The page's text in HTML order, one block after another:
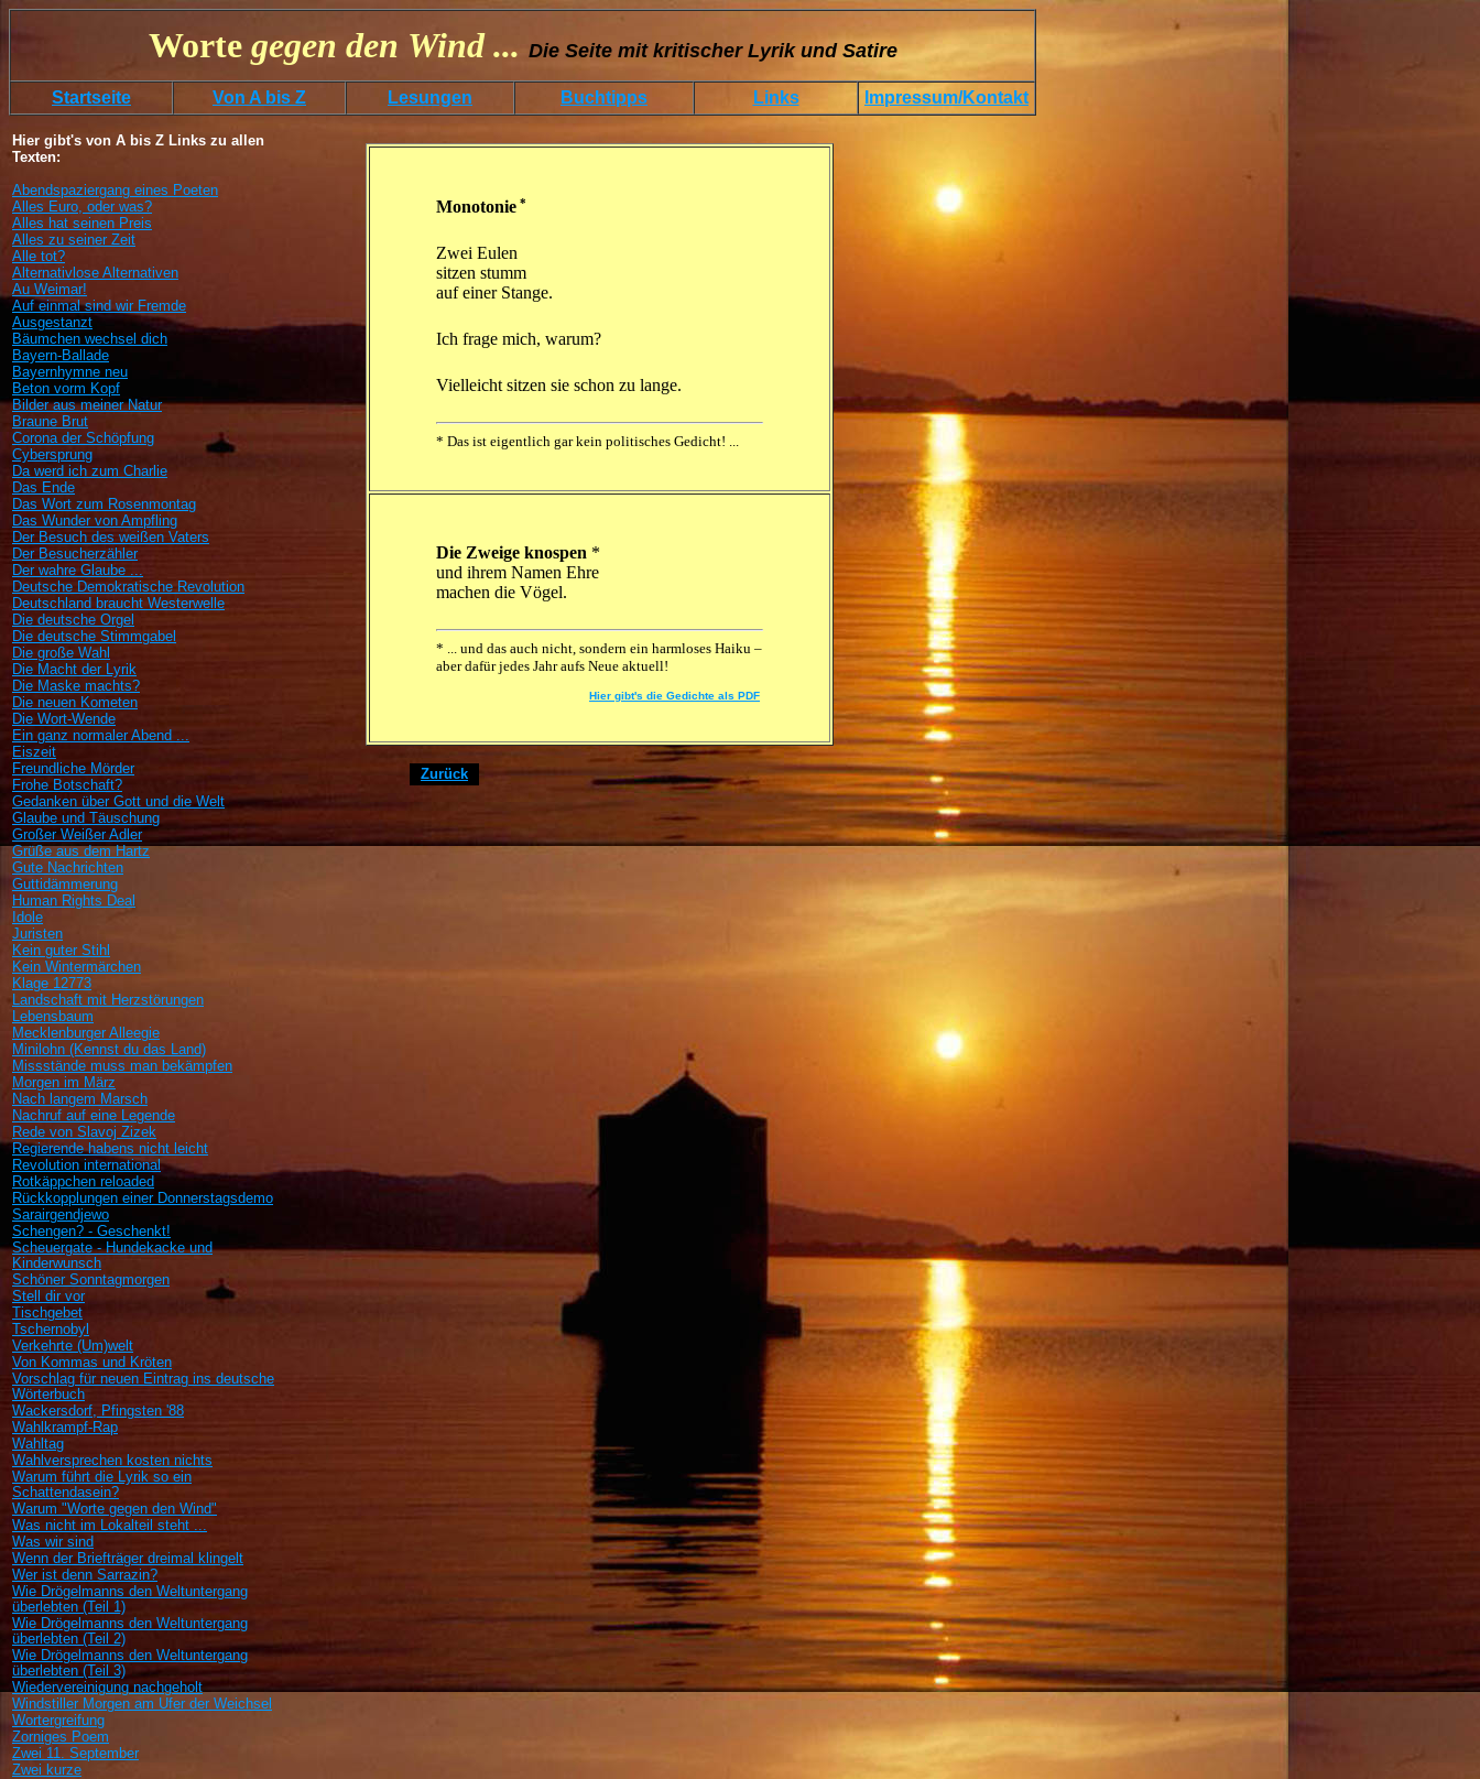
Worte gegen den Wind ... Die Seite mit kritischer Lyrik und Satire
Startseite Von A bis Z Lesungen Buchtipps Links Impressum/Kontakt
Hier gibt's von A bis Z Links zu allen
Texten:
Abendspaziergang eines Poeten
Alles Euro, oder was?
Alles hat seinen Preis
Alles zu seiner Zeit
Alle tot?
Alternativlose Alternativen
Au Weimar!
Auf einmal sind wir Fremde
Ausgestanzt
Bäumchen wechsel dich
Bayern-Ballade
Bayernhymne neu
Beton vorm Kopf
Bilder aus meiner Natur
Braune Brut
Corona der Schöpfung
Cybersprung
Da werd ich zum Charlie
Das Ende
Das Wort zum Rosenmontag
Das Wunder von Ampfling
Der Besuch des weißen Vaters
Der Besucherzähler
Der wahre Glaube ...
Deutsche Demokratische Revolution
Deutschland braucht Westerwelle
Die deutsche Orgel
Die deutsche Stimmgabel
Die große Wahl
Die Macht der Lyrik
Die Maske machts?
Die neuen Kometen
Die Wort-Wende
Ein ganz normaler Abend ...
Eiszeit
Freundliche Mörder
Frohe Botschaft?
Gedanken über Gott und die Welt
Glaube und Täuschung
Großer Weißer Adler
Grüße aus dem Hartz
Gute Nachrichten
Guttidämmerung
Human Rights Deal
Idole
Juristen
Kein guter Stihl
Kein Wintermärchen
Klage 12773
Landschaft mit Herzstörungen
Lebensbaum
Mecklenburger Alleegie
Minilohn (Kennst du das Land)
Missstände muss man bekämpfen
Morgen im März
Nach langem Marsch
Nachruf auf eine Legende
Rede von Slavoj Zizek
Regierende habens nicht leicht
Revolution international
Rotkäppchen reloaded
Rückkopplungen einer Donnerstagsdemo
Sarairgendjewo
Schengen? - Geschenkt!
Scheuergate - Hundekacke und
Kinderwunsch
Schöner Sonntagmorgen
Stell dir vor
Tischgebet
Tschernobyl
Verkehrte (Um)welt
Von Kommas und Kröten
Vorschlag für neuen Eintrag ins deutsche
Wörterbuch
Wackersdorf, Pfingsten '88
Wahlkrampf-Rap
Wahltag
Wahlversprechen kosten nichts
Warum führt die Lyrik so ein
Schattendasein?
Warum "Worte gegen den Wind"
Was nicht im Lokalteil steht ...
Was wir sind
Wenn der Briefträger dreimal klingelt
Wer ist denn Sarrazin?
Wie Drögelmanns den Weltuntergang
überlebten (Teil 1)
Wie Drögelmanns den Weltuntergang
überlebten (Teil 2)
Wie Drögelmanns den Weltuntergang
überlebten (Teil 3)
Wiedervereinigung nachgeholt
Windstiller Morgen am Ufer der Weichsel
Wortergreifung
Zorniges Poem
Zwei 11. September
Zwei kurze
Monotonie *
Zwei Eulen
sitzen stumm
auf einer Stange.
Ich frage mich, warum?
Vielleicht sitzen sie schon zu lange.
* Das ist eigentlich gar kein politisches Gedicht! ...
Die Zweige knospen *
und ihrem Namen Ehre
machen die Vögel.
* ... und das auch nicht, sondern ein harmloses Haiku –
aber dafür jedes Jahr aufs Neue aktuell!
Hier gibt's die Gedichte als PDF
Zurück